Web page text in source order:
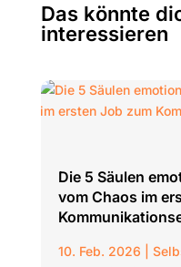
Das könnte
interessieren
Die 5 Säulen
vom Chaos im
10. Feb. 2026